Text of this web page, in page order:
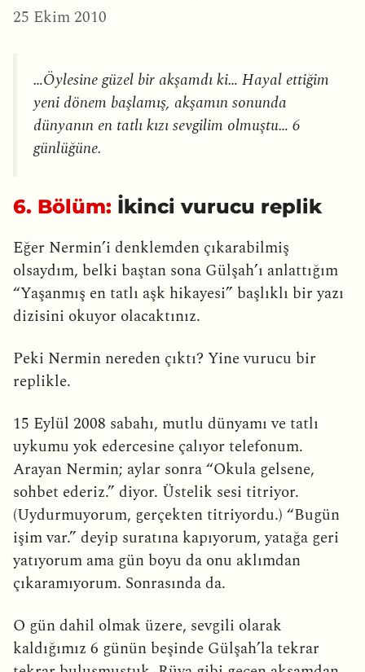
25 Ekim 2010
…Öylesine güzel bir akşamdı ki… Hayal ettiğim
yeni dönem başlamış, akşamın sonunda
dünyanın en tatlı kızı sevgilim olmuştu… 6
günlüğüne.
6. Bölüm: İkinci vurucu replik
Eğer Nermin’i denklemden çıkarabilmiş
olsaydım, belki baştan sona Gülşah’ı anlattığım
“Yaşanmış en tatlı aşk hikayesi” başlıklı bir yazı
dizisini okuyor olacaktınız.
Peki Nermin nereden çıktı? Yine vurucu bir
replikle.
15 Eylül 2008 sabahı, mutlu dünyamı ve tatlı
uykumu yok edercesine çalıyor telefonum.
Arayan Nermin; aylar sonra “Okula gelsene,
sohbet ederiz.” diyor. Üstelik sesi titriyor.
(Uydurmuyorum, gerçekten titriyordu.) “Bugün
işim var.” deyip suratına kapıyorum, yatağa geri
yatıyorum ama gün boyu da onu aklımdan
çıkaramıyorum. Sonrasında da.
O gün dahil olmak üzere, sevgili olarak
kaldığımız 6 günün beşinde Gülşah’la tekrar